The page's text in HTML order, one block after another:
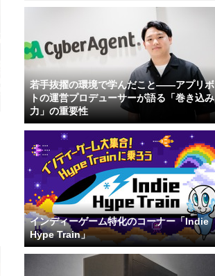
若手抜擢の環境で学んだこと――アプリ
トの運営プロデューサーが語る「巻き込み
力」の重要性
インディーゲーム特化のコーナー「Indie
Hype Train」